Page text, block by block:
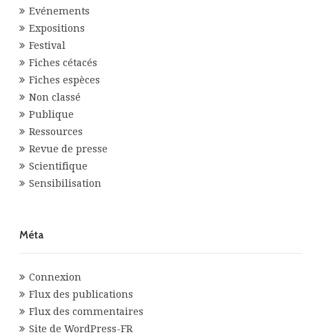
Evénements
Expositions
Festival
Fiches cétacés
Fiches espèces
Non classé
Publique
Ressources
Revue de presse
Scientifique
Sensibilisation
Méta
Connexion
Flux des publications
Flux des commentaires
Site de WordPress-FR